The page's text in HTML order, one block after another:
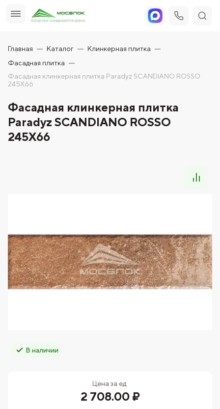
Главная Каталог
Клинкерная плитка
Фасадная плитка
Фасадная клинкерная плитка Paradyz SCANDIANO ROSSO
245X66
Фасадная клинкерная плитка
Paradyz SCANDIANO ROSSO
245X66
В наличии
Цена за ед.
2 708.00 ₽